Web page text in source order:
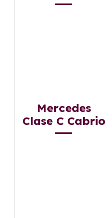
Mercedes
Clase C Cabrio